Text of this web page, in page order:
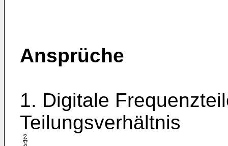
Ansprüche
1. Digitale
Teilungsverhältnis